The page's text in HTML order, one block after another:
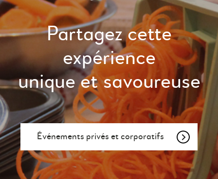
Partagez cette
expérience
unique et savoureuse
Événements privés et corporatifs